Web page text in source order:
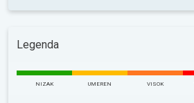
Legenda
NIZAK UMEREN VISOK